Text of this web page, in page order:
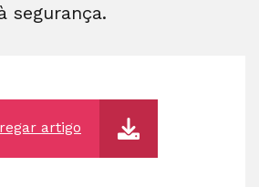
segurança.
artigo